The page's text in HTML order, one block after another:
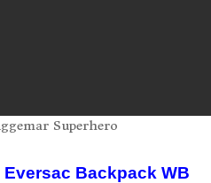
Eversac Backpack WB